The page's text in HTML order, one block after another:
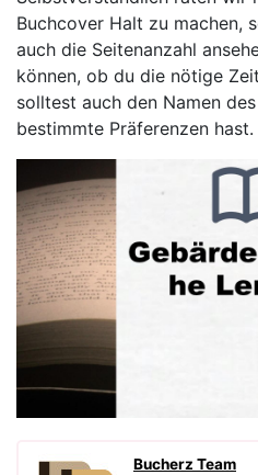
Buchcover Halt zu machen,
auch die Seitenanzahl
können, ob du die nötige
solltest auch den Namen
bestimmte Präferenzen hast.
Bucherz Team